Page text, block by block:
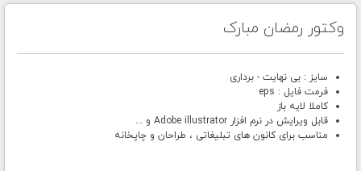
وکتور رمضان مبارک
سایز : بی نهایت - برداری
فرمت فایل : eps
کاملا لایه باز
قابل ویرایش در نرم افزار Adobe illustrator و ...
مناسب برای کانون های تبلیغاتی ، طراحان و چاپخانه